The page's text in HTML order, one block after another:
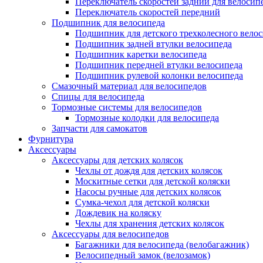
Переключатель скоростей передний
Подшипник для велосипеда
Подшипник для детского трехколесного
Подшипник задней втулки велосипеда
Подшипник каретки велосипеда
Подшипник передней втулки велосипеда
Подшипник рулевой колонки велосипеда
Смазочный материал для велосипедов
Спицы для велосипеда
Тормозные системы для велосипедов
Тормозные колодки для велосипеда
Запчасти для самокатов
Фурнитура
Аксессуары
Аксессуары для детских колясок
Чехлы от дождя для детских колясок
Москитные сетки для детской коляски
Насосы ручные для детских колясок
Сумка-чехол для детской коляски
Дождевик на коляску
Чехлы для хранения детских колясок
Аксессуары для велосипедов
Багажники для велосипеда (велобагажник)
Велосипедный замок (велозамок)